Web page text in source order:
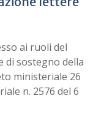
ai ruoli del
di sostegno della
ministeriale 26
n. 2576 del 6